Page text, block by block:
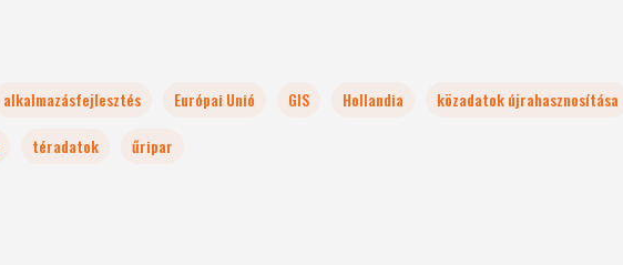
alkalmazásfejlesztés Európai Unió GIS Hollandia közadatok újrahasznosítása
téradatok űripar